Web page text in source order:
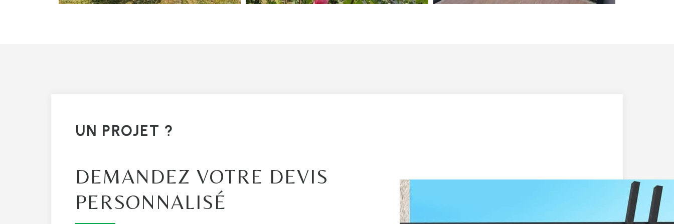
UN PROJET ?
DEMANDEZ VOTRE DEVIS
PERSONNALISÉ